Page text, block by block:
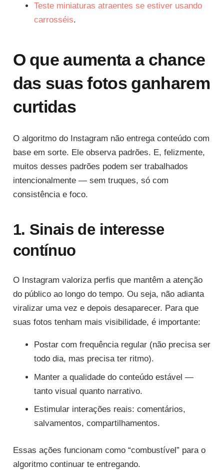
Teste miniaturas atraentes se estiver usando
carrosséis.
O que aumenta a chance
das suas fotos ganharem
curtidas
O algoritmo do Instagram não entrega conteúdo com
base em sorte. Ele observa padrões. E, felizmente,
muitos desses padrões podem ser trabalhados
intencionalmente — sem truques, só com
consistência e foco.
1. Sinais de interesse
contínuo
O Instagram valoriza perfis que mantêm a atenção
do público ao longo do tempo. Ou seja, não adianta
viralizar uma vez e depois desaparecer. Para que
suas fotos tenham mais visibilidade, é importante:
Postar com frequência regular (não precisa ser
todo dia, mas precisa ter ritmo).
Manter a qualidade do conteúdo estável —
tanto visual quanto narrativo.
Estimular interações reais: comentários,
salvamentos, compartilhamentos.
Essas ações funcionam como “combustível” para o
algoritmo continuar te entregando.